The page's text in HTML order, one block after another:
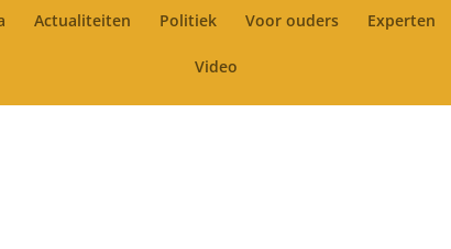
Actualiteiten Politiek Voor ouders Experten
Video